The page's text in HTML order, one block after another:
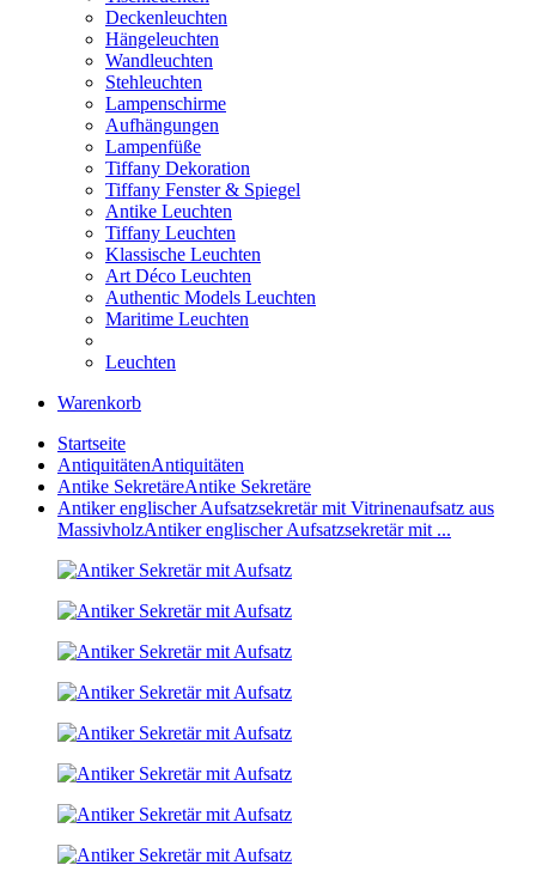
Deckenleuchten
Hängeleuchten
Wandleuchten
Stehleuchten
Lampenschirme
Aufhängungen
Lampenfüße
Tiffany Dekoration
Tiffany Fenster & Spiegel
Antike Leuchten
Tiffany Leuchten
Klassische Leuchten
Art Déco Leuchten
Authentic Models Leuchten
Maritime Leuchten
Leuchten
Warenkorb
Startseite
AntiquitätenAntiquitäten
Antike SekretäreAntike Sekretäre
Antiker englischer Aufsatzsekretär mit Vitrinenaufsatz aus
MassivholzAntiker englischer Aufsatzsekretär mit ...